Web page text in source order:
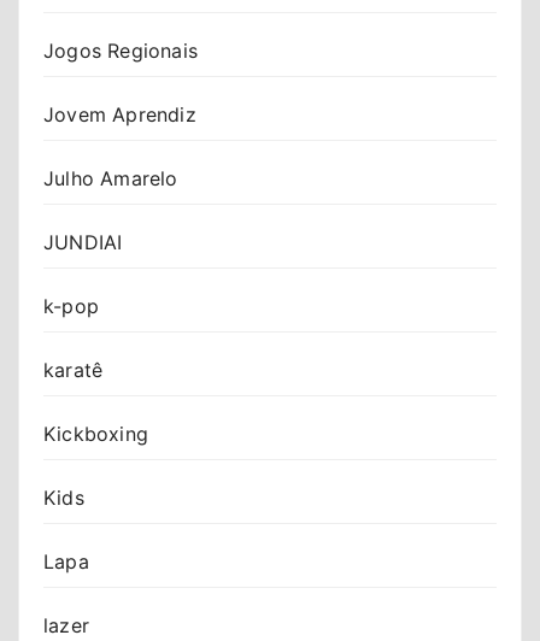
Jogos Regionais
Jovem Aprendiz
Julho Amarelo
JUNDIAI
k-pop
karatê
Kickboxing
Kids
Lapa
lazer